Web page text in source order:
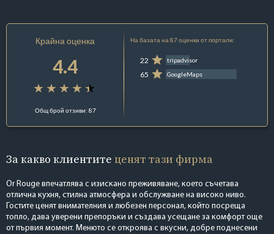
Крайна оценка
4.4
Общ брой отзиви: 87
На базата на 87 оценки от портали:
22 tripadvisor
65 GoogleMaps
За какво клиентите ценят тази фирма
Or Rouge впечатлява с изискано преживяване, което съчетава
отлична кухня, стилна атмосфера и обслужване на високо ниво.
Гостите ценят внимателния и любезен персонал, който посреща
топло, дава уверени препоръки и създава усещане за комфорт още
от първия момент. Менюто се откроява с вкусни, добре поднесени